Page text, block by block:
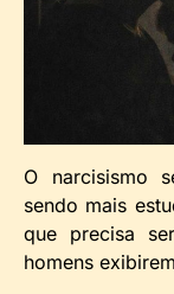
O narcisismo
sendo mais
que precisa
homens